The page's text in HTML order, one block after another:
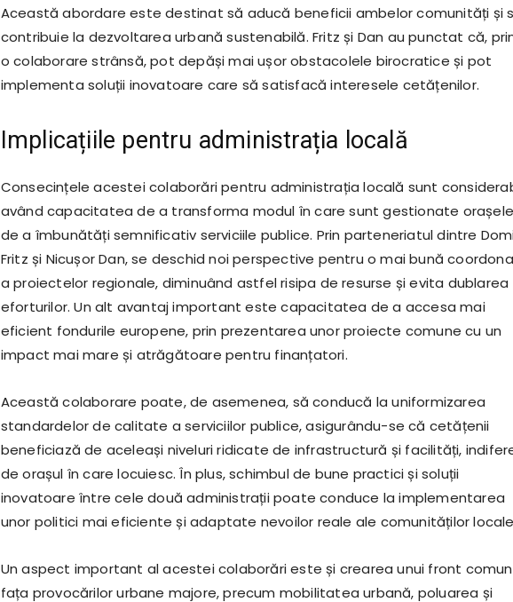
Această abordare este destinat să aducă beneficii ambelor comunități și
contribuie la dezvoltarea urbană sustenabilă. Fritz și Dan au punctat că,
o colaborare strânsă, pot depăși mai ușor obstacolele birocratice și pot
implementa soluții inovatoare care să satisfacă interesele cetățenilor.
Implicațiile pentru administrația locală
Consecințele acestei colaborări pentru administrația locală sunt
având capacitatea de a transforma modul în care sunt gestionate
de a îmbunătăți semnificativ serviciile publice. Prin parteneriatul dintre
Fritz și Nicușor Dan, se deschid noi perspective pentru o mai bună
a proiectelor regionale, diminuând astfel risipa de resurse și evita dublarea
eforturilor. Un alt avantaj important este capacitatea de a accesa mai
eficient fondurile europene, prin prezentarea unor proiecte comune cu un
impact mai mare și atrăgătoare pentru finanțatori.
Această colaborare poate, de asemenea, să conducă la uniformizarea
standardelor de calitate a serviciilor publice, asigurându-se că cetățenii
beneficiază de aceleași niveluri ridicate de infrastructură și facilități,
de orașul în care locuiesc. În plus, schimbul de bune practici și soluții
inovatoare între cele două administrații poate conduce la implementarea
unor politici mai eficiente și adaptate nevoilor reale ale comunităților
Un aspect important al acestei colaborări este și crearea unui front
fața provocărilor urbane majore, precum mobilitatea urbană, poluarea și